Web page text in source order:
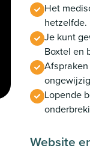
Het
hetzelfde.
Je kunt
Boxtel en
Lopende
Website